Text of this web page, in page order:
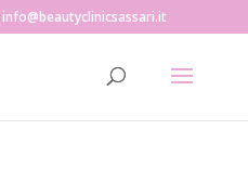
info@beautyclinicsassari.it